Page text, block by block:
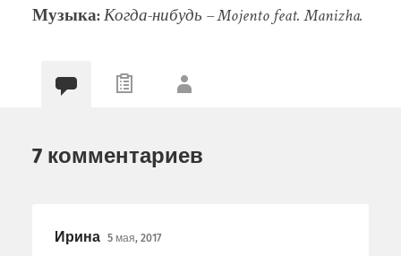
Музыка:Когда-нибудь – Mojento feat. Manizha.
7 комментариев
Ирина 5 мая, 2017